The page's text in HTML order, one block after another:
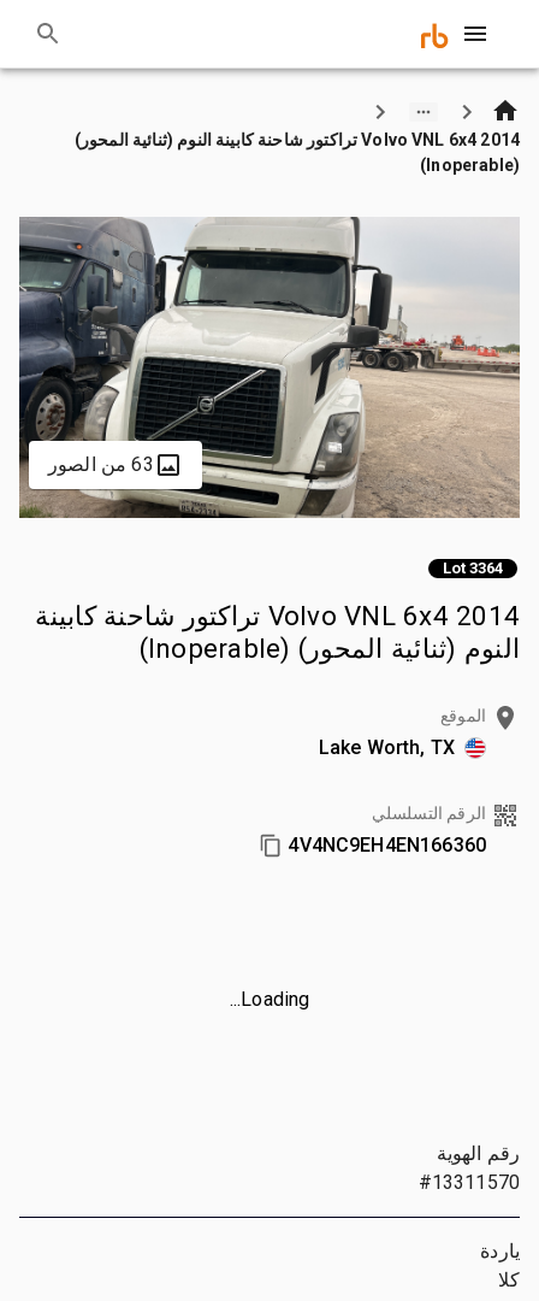
2014 Volvo VNL 6x4 تراكتور شاحنة كابينة النوم (ثنائية المحور)
(Inoperable)
63 من الصور
Lot 3364
2014 Volvo VNL 6x4 تراكتور شاحنة كابينة
النوم (ثنائية المحور) (Inoperable)
الموقع
Lake Worth, TX
الرقم التسلسلي
4V4NC9EH4EN166360
Loading...
رقم الهوية
#13311570
ياردة
كلا